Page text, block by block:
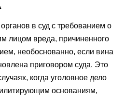
в суд с требованием о
лицом вреда, причиненного
необоснованно, если вина
приговором суда. Это
когда уголовное дело
основаниям,